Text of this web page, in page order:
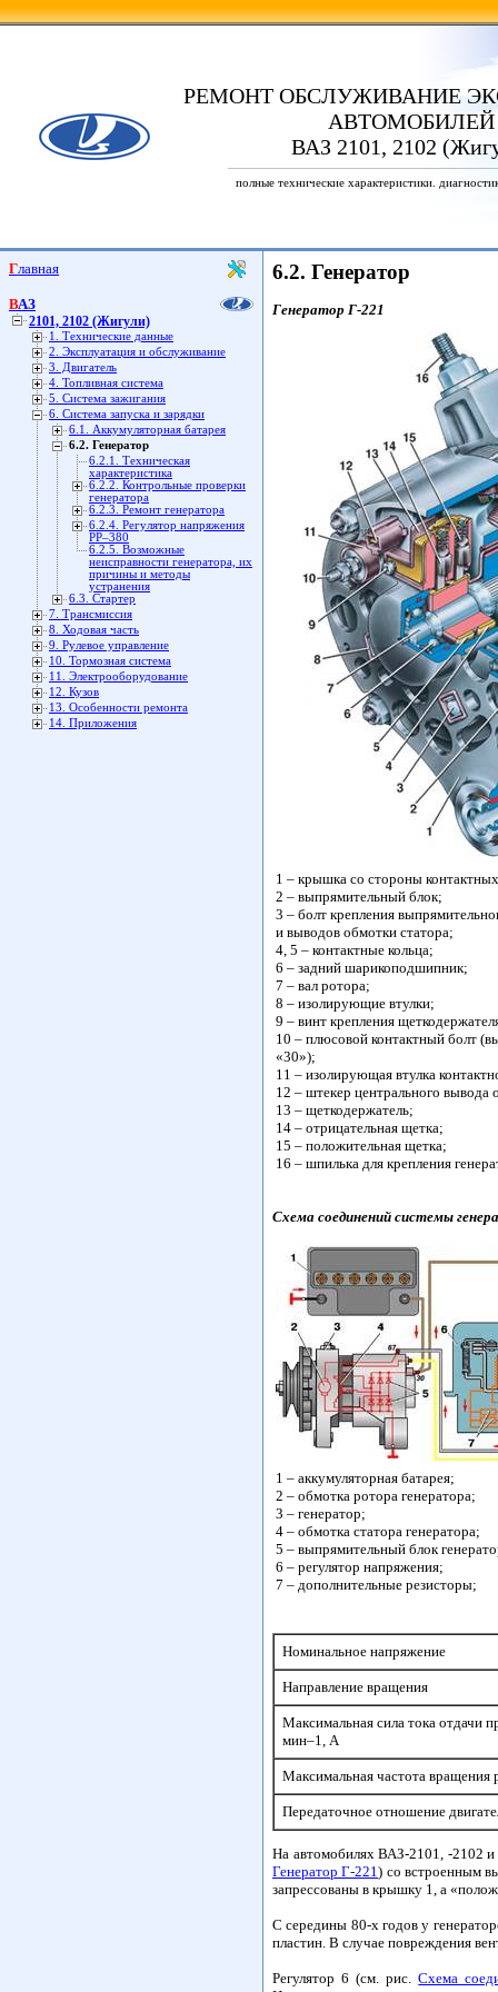
РЕМОНТ ОБСЛУЖИВАНИЕ
АВТОМОБИЛЕЙ
ВАЗ 2101, 2102
полные технические характеристики.
Главная
ВАЗ
2101, 2102 (Жигули)
1. Технические данные
2. Эксплуатация и обслуживание
3. Двигатель
4. Топливная система
5. Система зажигания
6. Система запуска и зарядки
6.1. Аккумуляторная батарея
6.2. Генератор
6.2.1. Техническая
характеристика
6.2.2. Контрольные проверки
генератора
6.2.3. Ремонт генератора
6.2.4. Регулятор напряжения
РР–380
6.2.5. Возможные
неисправности генератора, их
причины и методы
устранения
6.3. Стартер
7. Трансмиссия
8. Ходовая часть
9. Рулевое управление
10. Тормозная система
11. Электрооборудование
12. Кузов
13. Особенности ремонта
14. Приложения
6.2. Генератор
Генератор Г-221
1 – крышка со стороны
2 – выпрямительный блок;
3 – болт крепления
и выводов обмотки статора;
4, 5 – контактные кольца;
6 – задний шарикоподшипник;
7 – вал ротора;
8 – изолирующие втулки;
9 – винт крепления
10 – плюсовой контактный болт
«30»);
11 – изолирующая втулка
12 – штекер центрального вывода
13 – щеткодержатель;
14 – отрицательная щетка;
15 – положительная щетка;
16 – шпилька для крепления
Схема соединений системы
1 – аккумуляторная батарея;
2 – обмотка ротора генератора;
3 – генератор;
4 – обмотка статора генератора;
5 – выпрямительный блок
6 – регулятор напряжения;
7 – дополнительные резисторы;
Номинальное напряжение
Направление вращения
Максимальная сила тока отдачи
мин–1 , А
Максимальная частота вращения
Передаточное отношение
На автомобилях ВАЗ-2101, -2102 и
Генератор Г-221) со встроенным
запрессованы в крышку 1, а
С середины 80-х годов у
пластин. В случае повреждения
Регулятор 6 (см. рис.Схема